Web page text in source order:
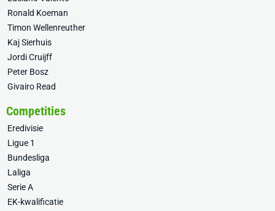
Ronald Koeman
Timon Wellenreuther
Kaj Sierhuis
Jordi Cruijff
Peter Bosz
Givairo Read
Competities
Eredivisie
Ligue 1
Bundesliga
Laliga
Serie A
EK-kwalificatie